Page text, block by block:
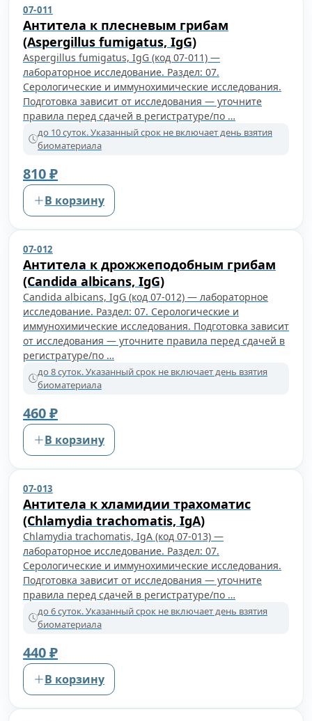
07-011
Антитела к плесневым грибам
(Aspergillus fumigatus, IgG)
Aspergillus fumigatus, IgG (код 07-011) —
лабораторное исследование. Раздел: 07.
Серологические и иммунохимические исследования.
Подготовка зависит от исследования — уточните
правила перед сдачей в регистратуре/по …
до 10 суток. Указанный срок не включает день взятия
биоматериала
810 ₽
В корзину
07-012
Антитела к дрожжеподобным грибам
(Candida albicans, IgG)
Candida albicans, IgG (код 07-012) — лабораторное
исследование. Раздел: 07. Серологические и
иммунохимические исследования. Подготовка зависит
от исследования — уточните правила перед сдачей в
регистратуре/по …
до 8 суток. Указанный срок не включает день взятия
биоматериала
460 ₽
В корзину
07-013
Антитела к хламидии трахоматис
(Chlamydia trachomatis, IgA)
Chlamydia trachomatis, IgA (код 07-013) —
лабораторное исследование. Раздел: 07.
Серологические и иммунохимические исследования.
Подготовка зависит от исследования — уточните
правила перед сдачей в регистратуре/по …
до 6 суток. Указанный срок не включает день взятия
биоматериала
440 ₽
В корзину